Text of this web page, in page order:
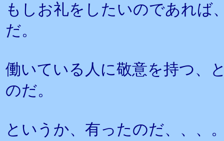
もしお礼をしたいのであれば
だ。
働いている人に敬意を持つ、
のだ。
というか、有ったのだ、、、